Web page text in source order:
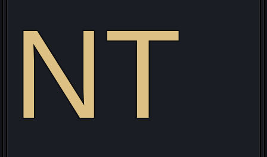
NT